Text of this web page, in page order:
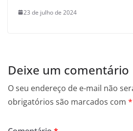
23 de julho de 2024
Deixe um comentário
O seu endereço de e-mail não
obrigatórios são marcados com *